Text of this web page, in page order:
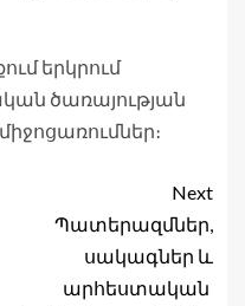
երկրում
ծառայության
Next
Պատերազմներ,
սակագներ և
արհեստական ​​